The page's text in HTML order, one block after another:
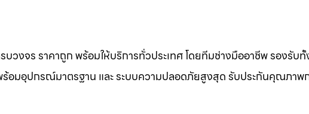
วงจร ราคาถูก พร้อมให้บริการทั่วประเทศ โดยทีมช่างมืออาชีพ รองรับ
ร้อมอุปกรณ์มาตรฐาน และ ระบบความปลอดภัยสูงสุด รับประกันคุณภาพ